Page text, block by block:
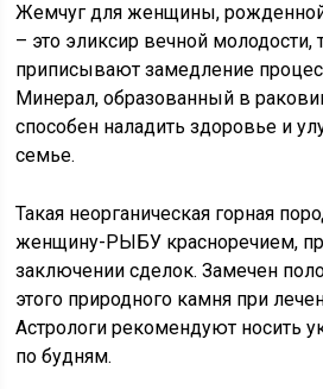
Жемчуг для женщины,
– это эликсир вечной молодости,
приписывают замедление
Минерал, образованный в
способен наладить здоровье и
семье.
Такая неорганическая горная
женщину-РЫБУ красноречием,
заключении сделок. Замечен
этого природного камня при
Астрологи рекомендуют носить
по будням.